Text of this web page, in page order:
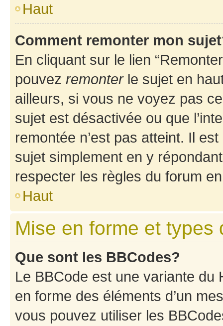
Haut
Comment remonter mon
En cliquant sur le lien
pouvez remonterle sujet en
ailleurs, si vous ne voyez pas
sujet est désactivée ou que
remontée n’est pas atteint. Il
sujet simplement en y
respecter les règles du forum
Haut
Mise en forme et types
Que sont les BBCodes?
Le BBCode est une variante du
en forme des éléments d’un
vous pouvez utiliser les